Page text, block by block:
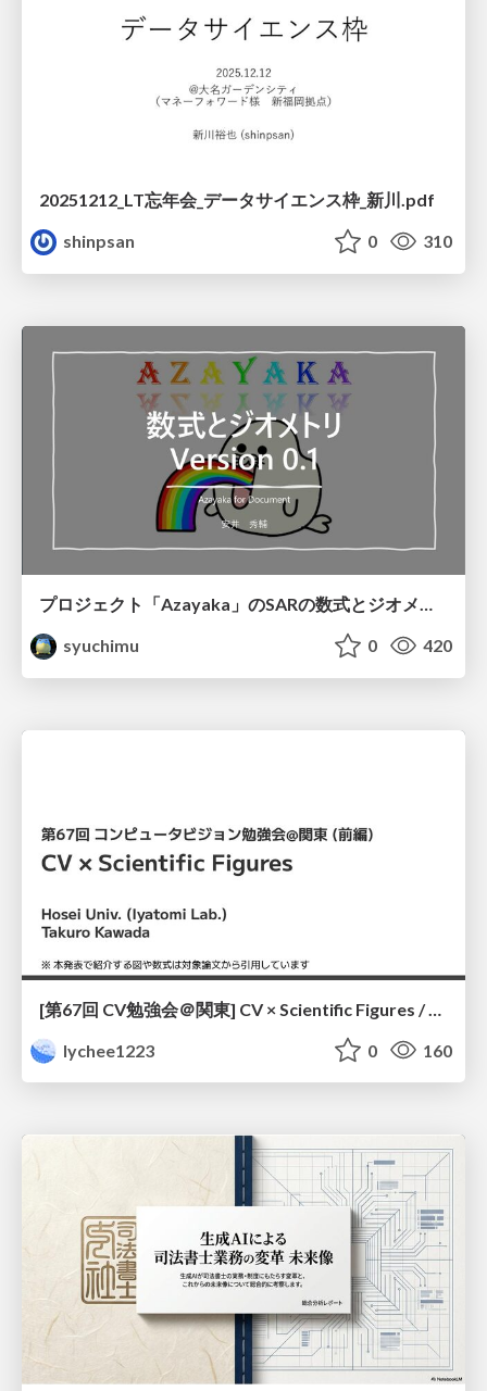
20251212_LT忘年会_データサイエンス枠_新川.pdf
shinpsan
0 310
プロジェクト「Azayaka」のSARの数式とジオメトリ
syuchimu
0 420
lychee1223
0 160